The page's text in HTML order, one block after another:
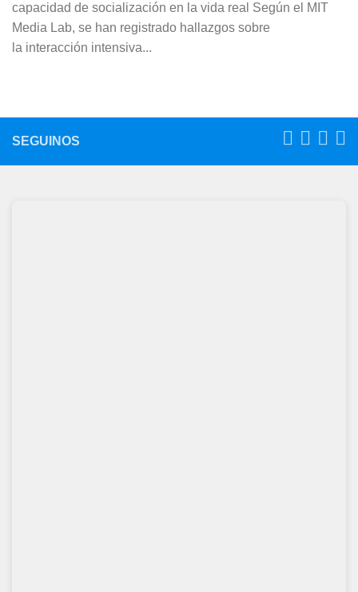
capacidad de socialización en la vida real Según el MIT
Media Lab, se han registrado hallazgos sobre
la interacción intensiva...
SEGUINOS